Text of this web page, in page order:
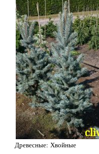
Древесные: Хвойные